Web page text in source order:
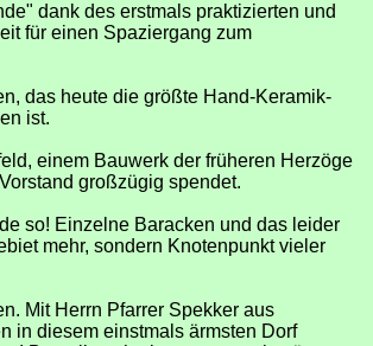
dank des erstmals praktizierten und
für einen Spaziergang zum
das heute die größte Hand-Keramik-
ist.
einem Bauwerk der früheren Herzöge
großzügig spendet.
so! Einzelne Baracken und das leider
mehr, sondern Knotenpunkt vieler
Mit Herrn Pfarrer Spekker aus
in diesem einstmals ärmsten Dorf